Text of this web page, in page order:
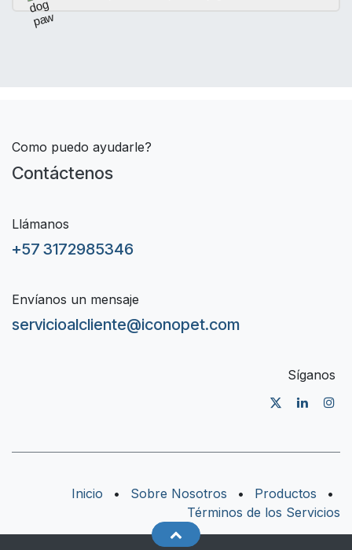
Como puedo ayudarle?
Contáctenos
Llámanos
+57 3172985346
Envíanos un mensaje
servicioalcliente@iconopet.com
Síganos
Inicio • Sobre Nosotros • Productos
•
Términos de los Servicios